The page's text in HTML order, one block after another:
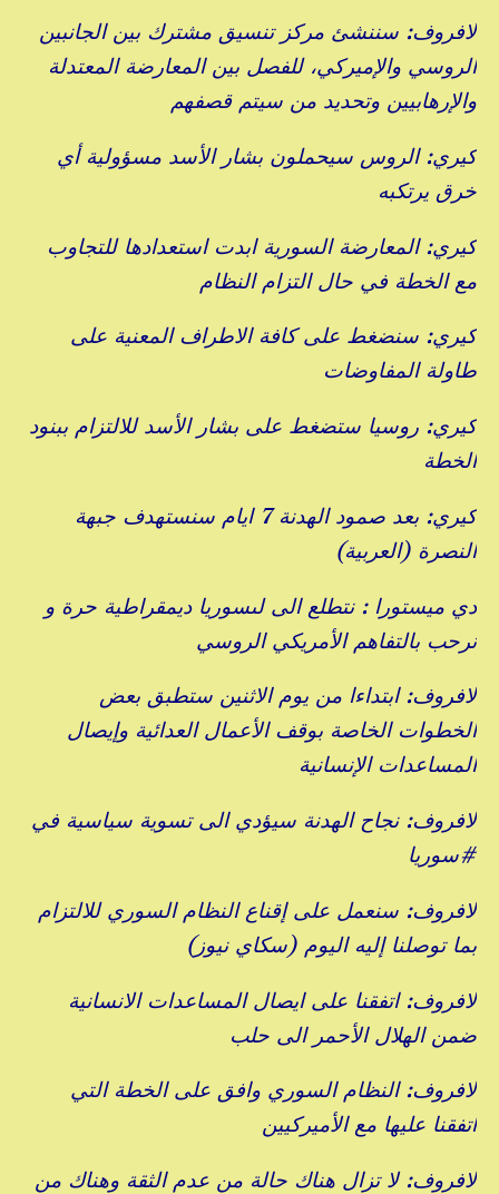
لافروف: سننشئ مركز تنسيق مشترك بين الجانبين
الروسي والإميركي، للفصل بين المعارضة المعتدلة
والإرهابيين وتحديد من سيتم قصفهم
كيري: الروس سيحملون بشار الأسد مسؤولية أي
خرق يرتكبه
كيري: المعارضة السورية ابدت استعدادها للتجاوب
مع الخطة في حال التزام النظام
كيري: سنضغط على كافة الاطراف المعنية على
طاولة المفاوضات
كيري: روسيا ستضغط على بشار الأسد للالتزام ببنود
الخطة
كيري: بعد صمود الهدنة 7 ايام سنستهدف جبهة
النصرة (العربية)
دي ميستورا : نتطلع الى لىسوريا ديمقراطية حرة و
نرحب بالتفاهم الأمريكي الروسي
لافروف: ابتداءا من يوم الاثنين ستطبق بعض
الخطوات الخاصة بوقف الأعمال العدائية وإيصال
المساعدات الإنسانية
لافروف: نجاح الهدنة سيؤدي الى تسوية سياسية في
#سوريا
لافروف: سنعمل على إقناع النظام السوري للالتزام
بما توصلنا إليه اليوم (سكاي نيوز)
لافروف: اتفقنا على ايصال المساعدات الانسانية
ضمن الهلال الأحمر الى حلب
لافروف: النظام السوري وافق على الخطة التي
اتفقنا عليها مع الأميركيين
لافروف: لا تزال هناك حالة من عدم الثقة وهناك من